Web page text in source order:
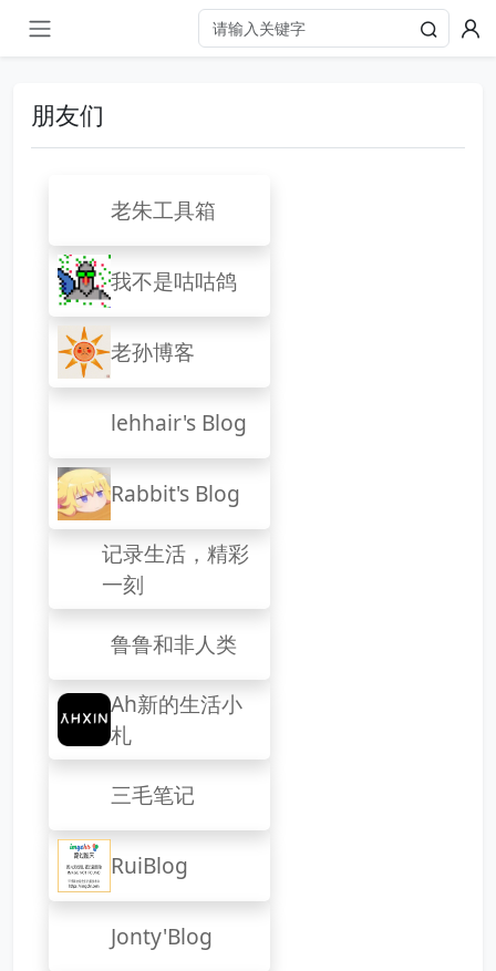
朋友们
老朱工具箱
我不是咕咕鸽
老孙博客
lehhair's Blog
Rabbit's Blog
记录生活，精彩
一刻
鲁鲁和非人类
Ah新的生活小
札
三毛笔记
RuiBlog
Jonty'Blog